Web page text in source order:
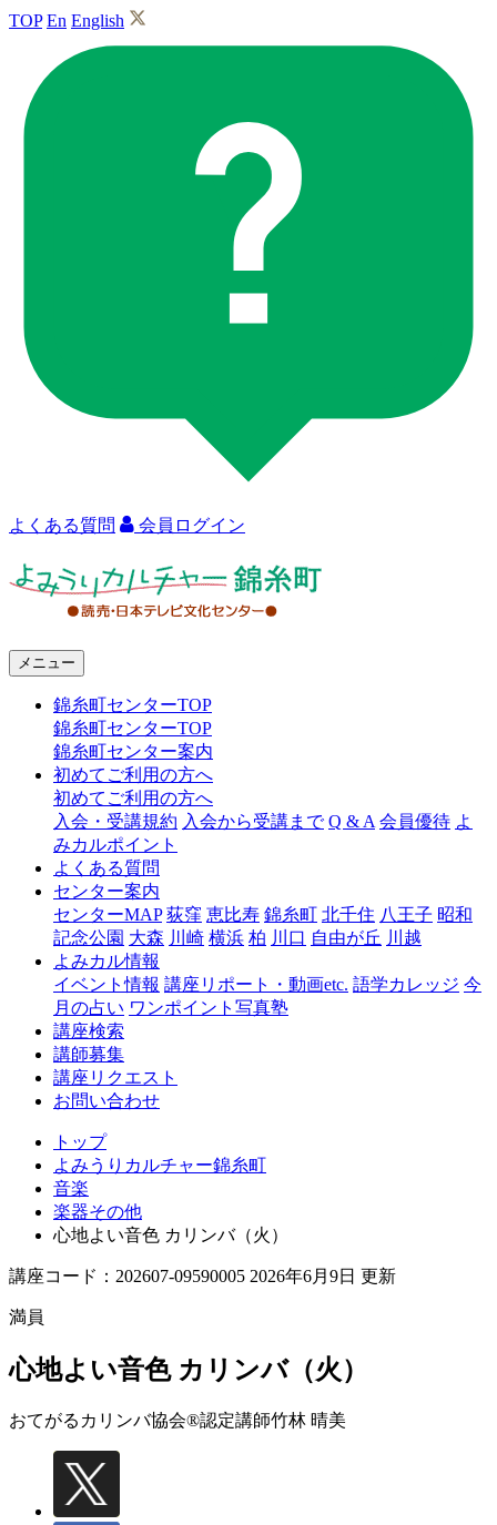
TOP En English
よくある質問 会員ログイン
ャ
糸
メニュー
錦糸町センターTOP
錦糸町センターTOP
錦糸町センター案内
初めてご利用の方へ
初めてご利用の方へ
入会・受講規約 入会から受講まで Q & A 会員優待 よ
みカルポイント
よくある質問
センター案内
センターMAP 荻窪 恵比寿 錦糸町 北千住 八王子 昭和
記念公園 大森 川崎 横浜 柏 川口 自由が丘 川越
よみカル情報
イベント情報 講座リポート・動画etc. 語学カレッジ 今
月の占い ワンポイント写真塾
講座検索
講師募集
講座リクエスト
お問い合わせ
トップ
よみうりカルチャー錦糸町
音楽
楽器その他
心地よい音色 カリンバ（火）
講座コード：202607-09590005 2026年6月9日 更新
満員
心地よい音色 カリンバ（火）
おてがるカリンバ協会®認定講師竹林 晴美